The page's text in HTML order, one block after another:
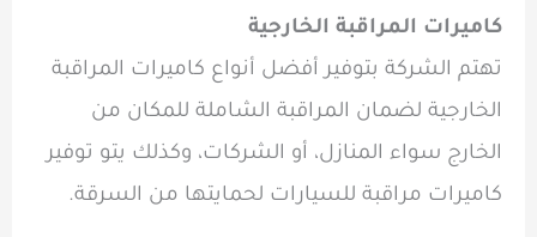
كاميرات المراقبة الخارجية
تهتم الشركة بتوفير أفضل أنواع كاميرات المراقبة
الخارجية لضمان المراقبة الشاملة للمكان من
الخارج سواء المنازل، أو الشركات، وكذلك يتو توفير
كاميرات مراقبة للسيارات لحمايتها من السرقة.